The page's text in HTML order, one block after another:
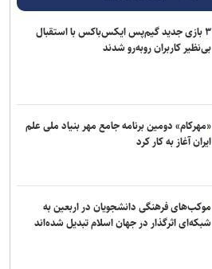
۳ بازی جدید گیم‌پس ایکس‌باکس با استقبال
بی‌نظیر کاربران روبه‌رو شدند
«مهرکام» دومین برنامه جامع مهر بنیاد ملی علم
ایران آغاز به کار کرد
موکب‌های فرهنگی دانشجویان در اربعین به
شبکه‌ای اثرگذار در جهان اسلام تبدیل شده‌اند